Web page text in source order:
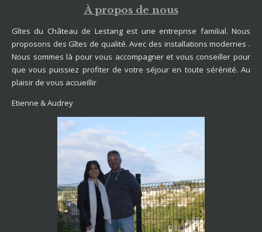
À propos de nous
Gîtes du Château de Lestang est une entreprise familial. Nous
proposons des Gîtes de qualité. Avec des installations modernes .
Nous sommes là pour vous accompagner et vous conseiller pour
que vous puissiez profiter de votre séjour en toute sérénité. Au
plaisir de vous accueillir
Etienne & Audrey